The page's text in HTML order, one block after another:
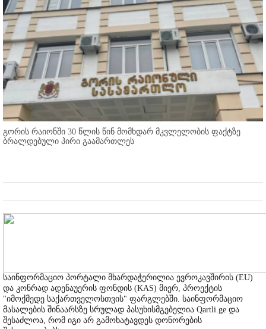
გორის რაიონში 30 წლის წინ მომხდარ მკვლელობის ფაქტზე
ბრალდებული პირი გაამართლეს
საინფორმაციო პორტალი მხარდაჭერილია ევროკავშირის (EU)
და კონრად ადენაუერის ფონდის (KAS) მიერ, პროექტის
"იმოქმედე საქართველოსთვის" ფარგლებში. საინფორმაციო
მასალების შინაარსზე სრულად პასუხისმგებელია Qartli.ge და
შესაძლოა, რომ იგი არ გამოხატავდეს დონორების